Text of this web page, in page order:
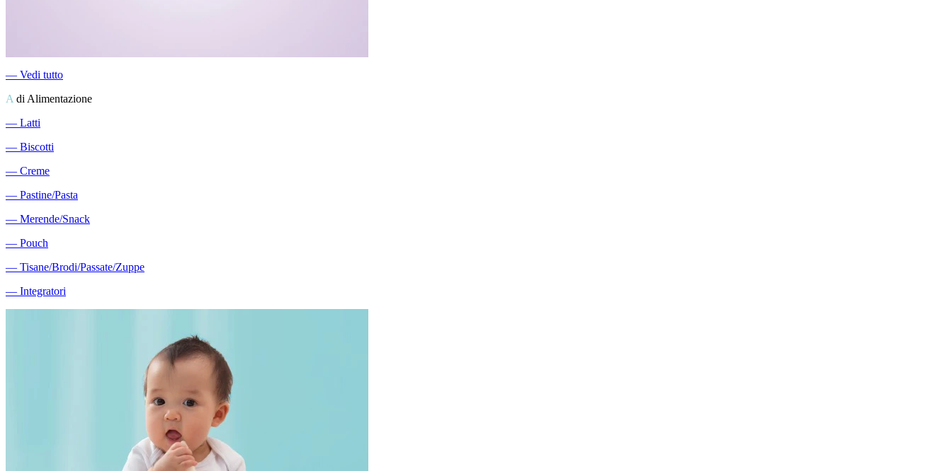
― Vedi tutto
A di Alimentazione
― Latti
― Biscotti
― Creme
― Pastine/Pasta
― Merende/Snack
― Pouch
― Tisane/Brodi/Passate/Zuppe
― Integratori